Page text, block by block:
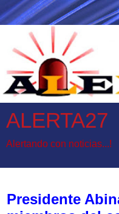
ALERTA27
Alertando con noticias...!
Presidente